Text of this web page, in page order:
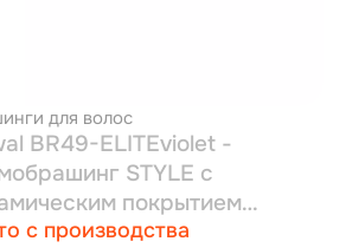
для волос
BR49-ELITEviolet -
STYLE с
покрытием
с производства